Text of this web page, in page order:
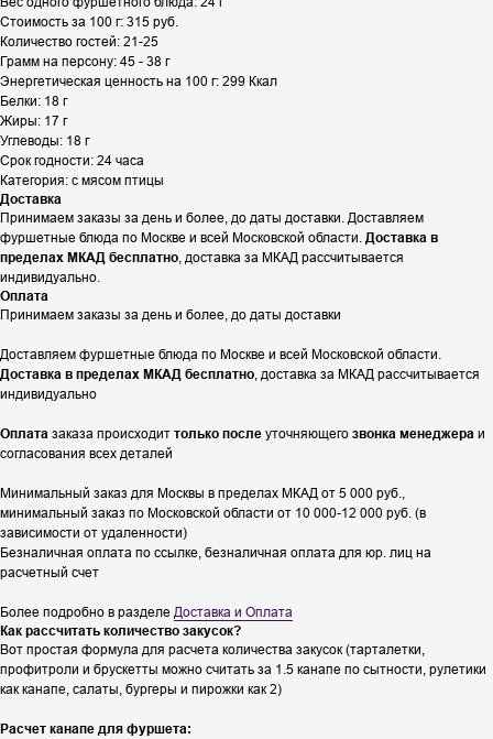
Стоимость за 100 г: 315 руб.
Количество гостей: 21-25
Грамм на персону: 45 - 38 г
Энергетическая ценность на 100 г: 299 Ккал
Белки: 18 г
Жиры: 17 г
Углеводы: 18 г
Срок годности: 24 часа
Категория: с мясом птицы
Доставка
Принимаем заказы за день и более, до даты доставки. Доставляем
фуршетные блюда по Москве и всей Московской области. Доставка в
пределах МКАД бесплатно, доставка за МКАД рассчитывается
индивидуально.
Оплата
Принимаем заказы за день и более, до даты доставки
Доставляем фуршетные блюда по Москве и всей Московской области.
Доставка в пределах МКАД бесплатно, доставка за МКАД рассчитывается
индивидуально
Оплата заказа происходит только после уточняющего звонка менеджера и
согласования всех деталей
Минимальный заказ для Москвы в пределах МКАД от 5 000 руб.,
минимальный заказ по Московской области от 10 000-12 000 руб. (в
зависимости от удаленности)
Безналичная оплата по ссылке, безналичная оплата для юр. лиц на
расчетный счет
Более подробно в разделе Доставка и Оплата
Как рассчитать количество закусок?
Вот простая формула для расчета количества закусок (тарталетки,
профитроли и брускетты можно считать за 1.5 канапе по сытности, рулетики
как канапе, салаты, бургеры и пирожки как 2)
Расчет канапе для фуршета: